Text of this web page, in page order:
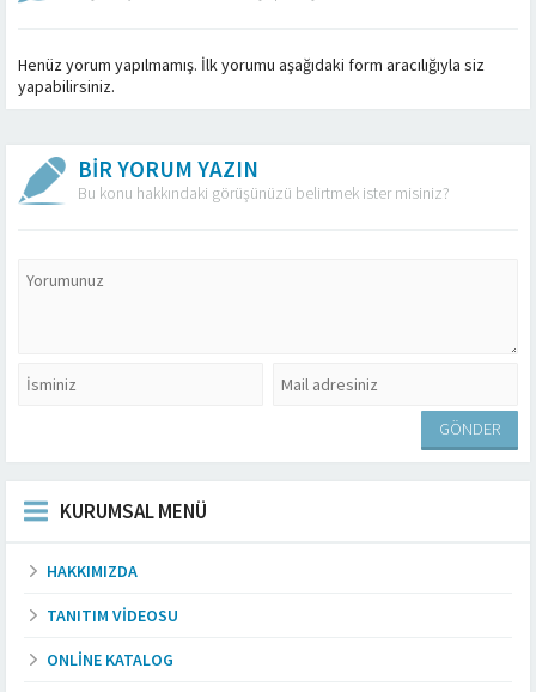
Henüz yorum yapılmamış. İlk yorumu aşağıdaki form aracılığıyla siz
yapabilirsiniz.
BİR YORUM YAZIN
Bu konu hakkındaki görüşünüzü belirtmek ister misiniz?
KURUMSAL MENÜ
HAKKIMIZDA
TANITIM VIDEOSU
ONLINE KATALOG